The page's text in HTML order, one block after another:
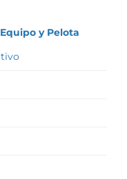
y Pelota